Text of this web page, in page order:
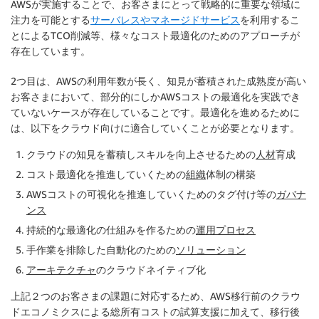
AWSが実施することで、お客さまにとって戦略的に重要な領域に
注力を可能とするサーバレスやマネージドサービスを利用するこ
とによるTCO削減等、様々なコスト最適化のためのアプローチが
存在しています。
2つ目は、AWSの利用年数が長く、知見が蓄積された成熟度が高い
お客さまにおいて、部分的にしかAWSコストの最適化を実践でき
ていないケースが存在していることです。最適化を進めるために
は、以下をクラウド向けに適合していくことが必要となります。
クラウドの知見を蓄積しスキルを向上させるための人材育成
コスト最適化を推進していくための組織体制の構築
AWSコストの可視化を推進していくためのタグ付け等のガバナ
ンス
持続的な最適化の仕組みを作るための運用プロセス
手作業を排除した自動化のためのソリューション
アーキテクチャのクラウドネイティブ化
上記２つのお客さまの課題に対応するため、AWS移行前のクラウ
ドエコノミクスによる総所有コストの試算支援に加えて、移行後